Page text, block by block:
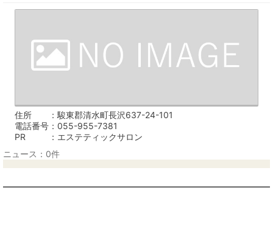
住所
駿東郡清水町長沢637-24-101
電話番号
055-955-7381
PR
エステティックサロン
ニュース：0件